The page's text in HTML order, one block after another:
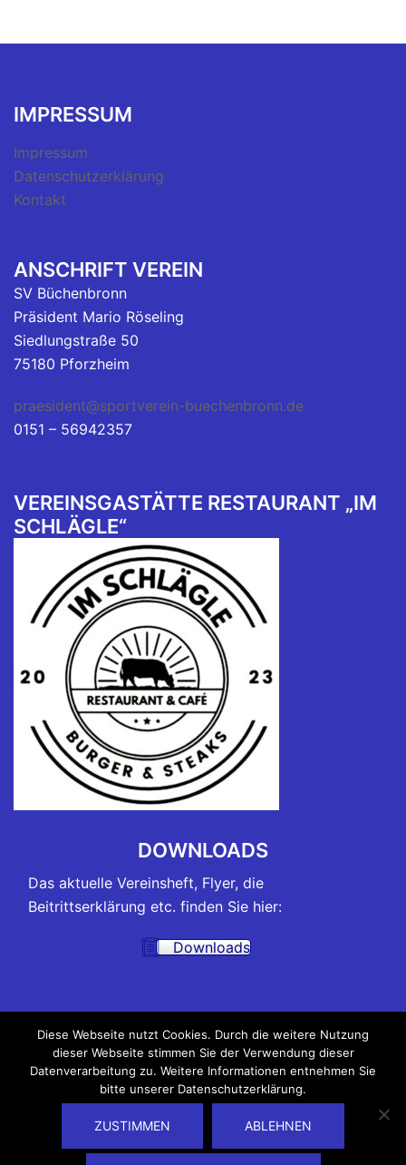
IMPRESSUM
Impressum
Datenschutzerklärung
Kontakt
ANSCHRIFT VEREIN
SV Büchenbronn
Präsident Mario Röseling
Siedlungstraße 50
75180 Pforzheim
praesident@sportverein-buechenbronn.de
0151 – 56942357
VEREINSGASTÄTTE RESTAURANT „IM
SCHLÄGLE“
DOWNLOADS
Das aktuelle Vereinsheft, Flyer, die
Beitrittserklärung etc. finden Sie hier:
Downloads
TRAININGSZEITEN
Alle Belegungspläne der Hallen, in denen unsere
Trainings und Kurse stattfinden, sowie die
Trainingszeiten
Diese Webseite nutzt Cookies. Durch die weitere Nutzung
dieser Webseite stimmen Sie der Verwendung dieser
Datenverarbeitung zu. Weitere Informationen entnehmen Sie
bitte unserer Datenschutzerklärung.
ZUSTIMMEN ABLEHNEN